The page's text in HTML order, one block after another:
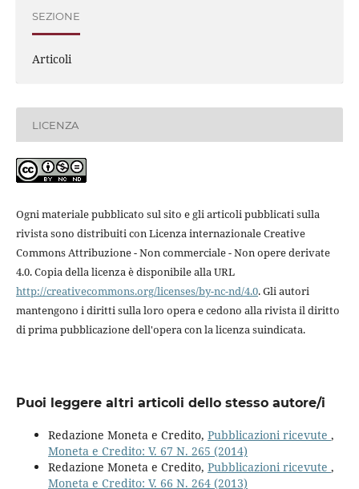
SEZIONE
Articoli
LICENZA
Ogni materiale pubblicato sul sito e gli articoli pubblicati sulla
rivista sono distribuiti con Licenza internazionale Creative
Commons Attribuzione - Non commerciale - Non opere derivate
4.0. Copia della licenza è disponibile alla URL
http://creativecommons.org/licenses/by-nc-nd/4.0. Gli autori
mantengono i diritti sulla loro opera e cedono alla rivista il diritto
di prima pubblicazione dell'opera con la licenza suindicata.
Puoi leggere altri articoli dello stesso autore/i
Redazione Moneta e Credito, Pubblicazioni ricevute ,
Moneta e Credito: V. 67 N. 265 (2014)
Redazione Moneta e Credito, Pubblicazioni ricevute ,
Moneta e Credito: V. 66 N. 264 (2013)